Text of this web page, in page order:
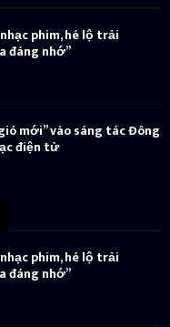
phim, hé lộ trải
đáng nhớ”
mới” vào sáng tác Đông
điện tử
phim, hé lộ trải
đáng nhớ”